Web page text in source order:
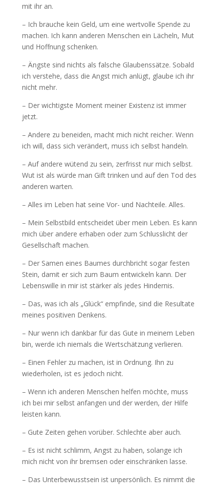
mit ihr an.
– Ich brauche kein Geld, um eine wertvolle Spende zu
machen. Ich kann anderen Menschen ein Lächeln, Mut
und Hoffnung schenken.
– Ängste sind nichts als falsche Glaubenssätze. Sobald
ich verstehe, dass die Angst mich anlügt, glaube ich ihr
nicht mehr.
– Der wichtigste Moment meiner Existenz ist immer
jetzt.
– Andere zu beneiden, macht mich nicht reicher. Wenn
ich will, dass sich verändert, muss ich selbst handeln.
– Auf andere wütend zu sein, zerfrisst nur mich selbst.
Wut ist als würde man Gift trinken und auf den Tod des
anderen warten.
– Alles im Leben hat seine Vor- und Nachteile. Alles.
– Mein Selbstbild entscheidet über mein Leben. Es kann
mich über andere erhaben oder zum Schlusslicht der
Gesellschaft machen.
– Der Samen eines Baumes durchbricht sogar festen
Stein, damit er sich zum Baum entwickeln kann. Der
Lebenswille in mir ist stärker als jedes Hindernis.
– Das, was ich als „Glück“ empfinde, sind die Resultate
meines positiven Denkens.
– Nur wenn ich dankbar für das Gute in meinem Leben
bin, werde ich niemals die Wertschätzung verlieren.
– Einen Fehler zu machen, ist in Ordnung. Ihn zu
wiederholen, ist es jedoch nicht.
– Wenn ich anderen Menschen helfen möchte, muss
ich bei mir selbst anfangen und der werden, der Hilfe
leisten kann.
– Gute Zeiten gehen vorüber. Schlechte aber auch.
– Es ist nicht schlimm, Angst zu haben, solange ich
mich nicht von ihr bremsen oder einschränken lasse.
– Das Unterbewusstsein ist unpersönlich. Es nimmt die